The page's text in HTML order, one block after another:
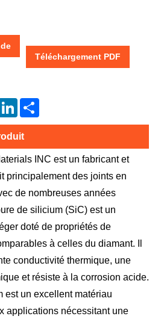
Téléchargement PDF
LinkedIn
INC est un fabricant et
principalement des joints en
de nombreuses années
de silicium (SiC) est un
doté de propriétés de
à celles du diamant. Il
conductivité thermique, une
et résiste à la corrosion acide.
est un excellent matériau
applications nécessitant une